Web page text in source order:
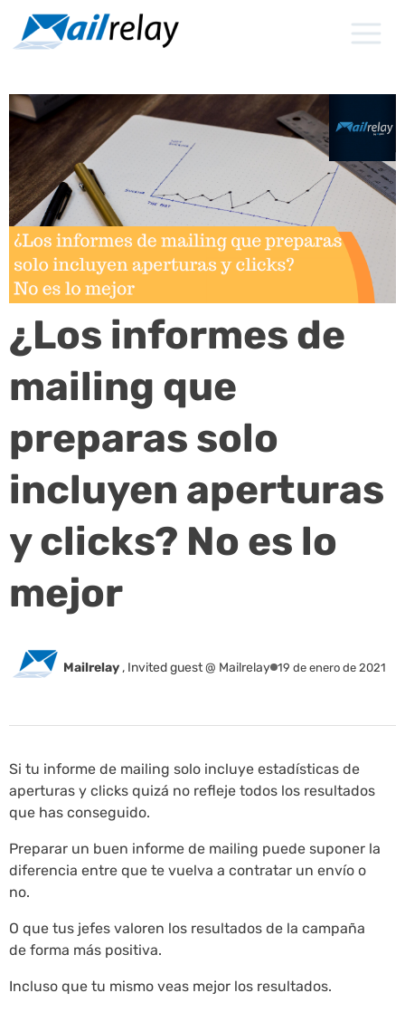
contenido
¿Los informes de
mailing que
preparas solo
incluyen aperturas
y clicks? No es lo
mejor
Mailrelay , Invited guest @ Mailrelay 19 de enero de 2021
Si tu informe de mailing solo incluye estadísticas de
aperturas y clicks quizá no refleje todos los resultados
que has conseguido.
Preparar un buen informe de mailing puede suponer la
diferencia entre que te vuelva a contratar un envío o
no.
O que tus jefes valoren los resultados de la campaña
de forma más positiva.
Incluso que tu mismo veas mejor los resultados.